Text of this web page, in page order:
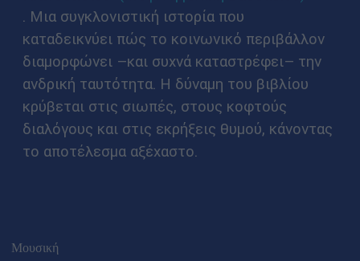
. Μια συγκλονιστική ιστορία που
καταδεικνύει πώς το κοινωνικό περιβάλλον
διαμορφώνει –και συχνά καταστρέφει– την
ανδρική ταυτότητα. Η δύναμη του βιβλίου
κρύβεται στις σιωπές, στους κοφτούς
διαλόγους και στις εκρήξεις θυμού, κάνοντας
το αποτέλεσμα αξέχαστο.
Μουσική